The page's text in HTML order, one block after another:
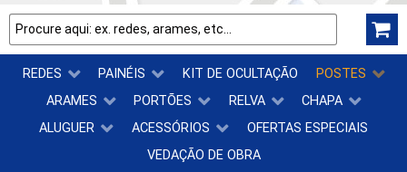
REDES PAINÉIS KIT DE OCULTAÇÃO
POSTES
ARAMES
PORTÕES RELVA
CHAPA
ALUGUER
ACESSÓRIOS
OFERTAS ESPECIAIS
VEDAÇÃO DE OBRA